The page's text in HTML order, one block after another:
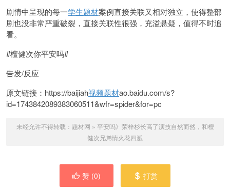
剧情中呈现的每一学生题材案例直接关联又相对独立，使得整部
剧也没非常严重破裂，直接关联性很强，充溢悬疑，值得不时追
看。
#檀健次你平安吗#
告发/反应
原文链接：https://baijiah视频题材ao.baidu.com/s?
id=1743842089383060511&wfr=spider&for=pc
未经允许不得转载： 题材网 » 平安吗》荣梓杉长高了演技自然而然，和檀
健次兄弟情火花四溅
赞 (0) 打赏